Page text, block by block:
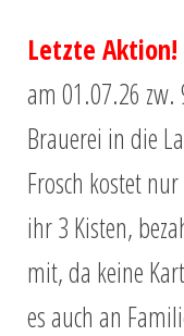
WARENKORB
Du bist hier: Startseite /
Dein
Letzte Aktion!
am 01.07.26
Brauerei in die
Frosch kostet
ihr 3 Kisten,
mit, da keine
es auch an